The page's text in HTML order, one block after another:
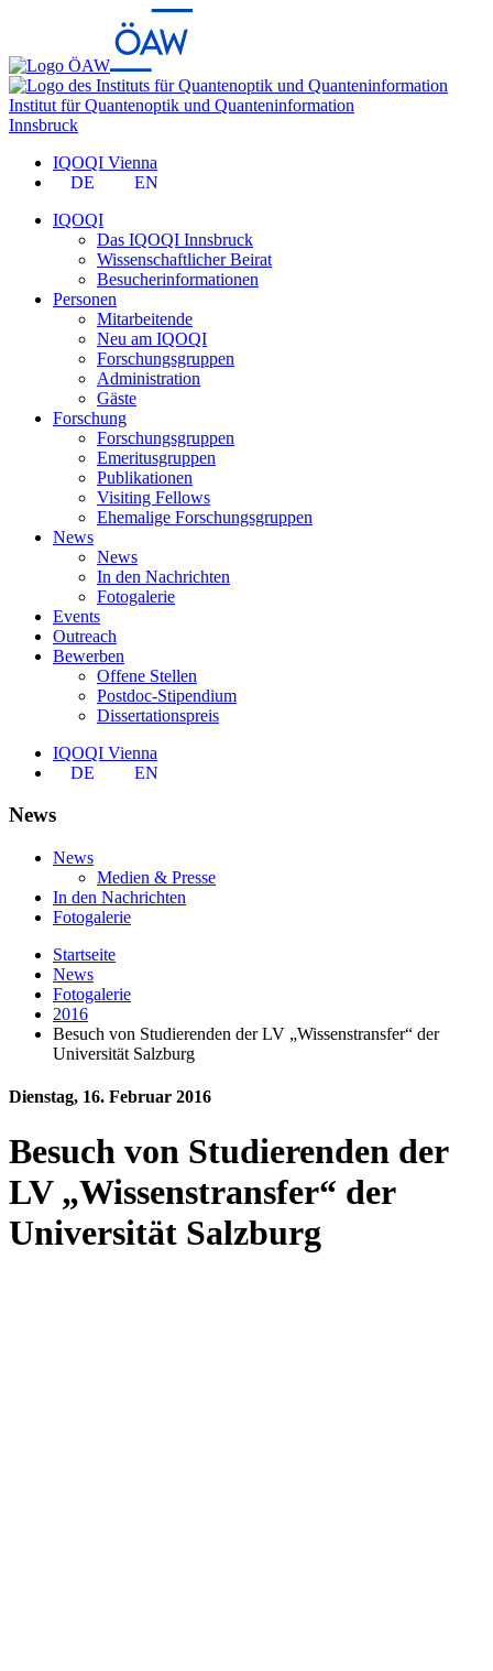
Institut für Quantenoptik und Quanteninformation
Innsbruck
IQOQI Vienna
DE
EN
IQOQI
Das IQOQI Innsbruck
Wissenschaftlicher Beirat
Besucherinformationen
Personen
Mitarbeitende
Neu am IQOQI
Forschungsgruppen
Administration
Gäste
Forschung
Forschungsgruppen
Emeritusgruppen
Publikationen
Visiting Fellows
Ehemalige Forschungsgruppen
News
News
In den Nachrichten
Fotogalerie
Events
Outreach
Bewerben
Offene Stellen
Postdoc-Stipendium
Dissertationspreis
IQOQI Vienna
DE
EN
News
News
Medien & Presse
In den Nachrichten
Fotogalerie
Startseite
News
Fotogalerie
2016
Besuch von Studierenden der LV „Wissenstransfer“ der
Universität Salzburg
Dienstag, 16. Februar 2016
Besuch von Studierenden der
LV „Wissenstransfer“ der
Universität Salzburg